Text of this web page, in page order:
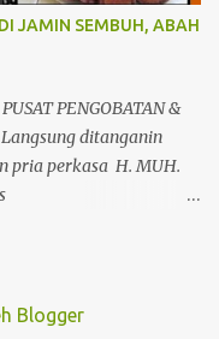
Besar Sudirman
dr. Oetoyo Lantamal XIV
dan
yang sangat
menjadi rujukan bagi
JAMIN SEMBUH, ABAH
PENGOBATAN &
Langsung ditanganin
pria perkasa H. MUH.
kecil/Loyo &
Blogger